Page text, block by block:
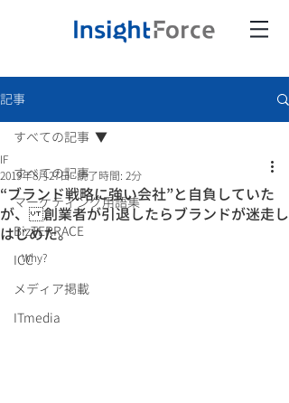
記事
すべての記事
マーケティング用語集
BizTERRACE
ICC
メディア掲載
ITmedia
すべての記事
“ブランド戦略に強い会社”と自負していた
が、 創業者が引退したらブランドが迷走し
はじめた。
IF
2019年8月27日 読了時間: 2分
  Why?